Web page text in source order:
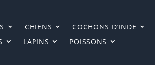
CHIENS COCHONS D’INDE
LAPINS POISSONS